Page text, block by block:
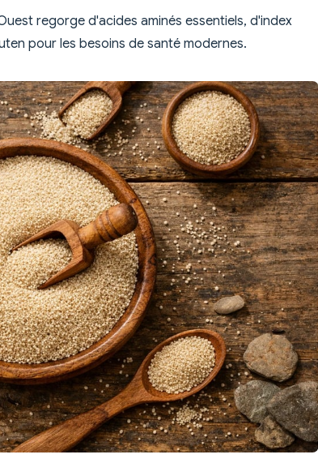
regorge d'acides aminés essentiels, d'index
pour les besoins de santé modernes.